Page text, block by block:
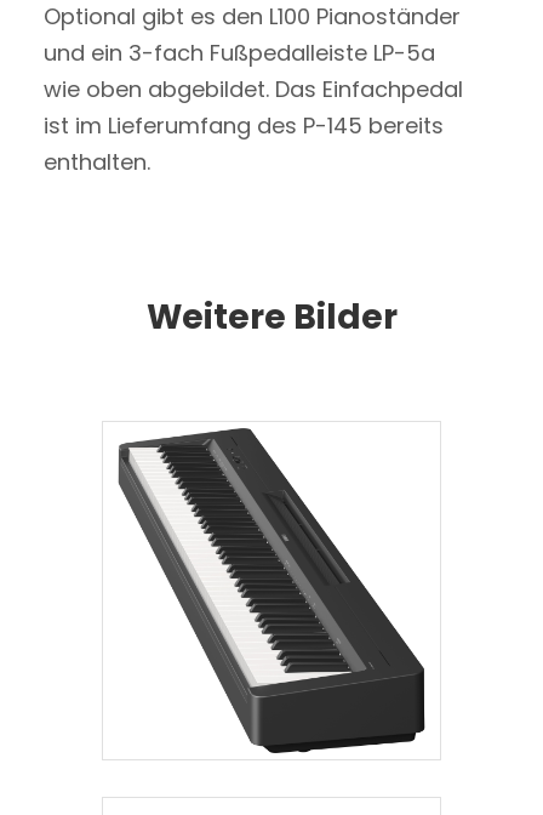
Optional gibt es den L100 Pianoständer
und ein 3-fach Fußpedalleiste LP-5a
wie oben abgebildet. Das Einfachpedal
ist im Lieferumfang des P-145 bereits
enthalten.
Weitere Bilder